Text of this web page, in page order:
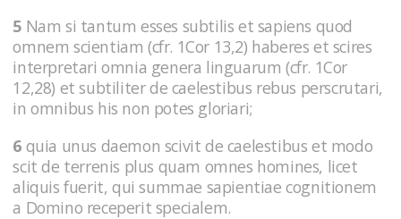
5 Nam si tantum esses subtilis et sapiens quod
omnem scientiam (cfr. 1Cor 13,2) haberes et scires
interpretari omnia genera linguarum (cfr. 1Cor
12,28) et subtiliter de caelestibus rebus perscrutari,
in omnibus his non potes gloriari;
6 quia unus daemon scivit de caelestibus et modo
scit de terrenis plus quam omnes homines, licet
aliquis fuerit, qui summae sapientiae cognitionem
a Domino receperit specialem.